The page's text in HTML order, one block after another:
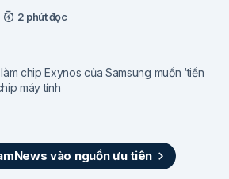
2 phút đọc
chip Exynos của Samsung muốn ‘tiến
máy tính
vào nguồn ưu tiên